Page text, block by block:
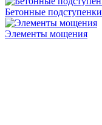
Бетонные подступенки
Элементы мощения